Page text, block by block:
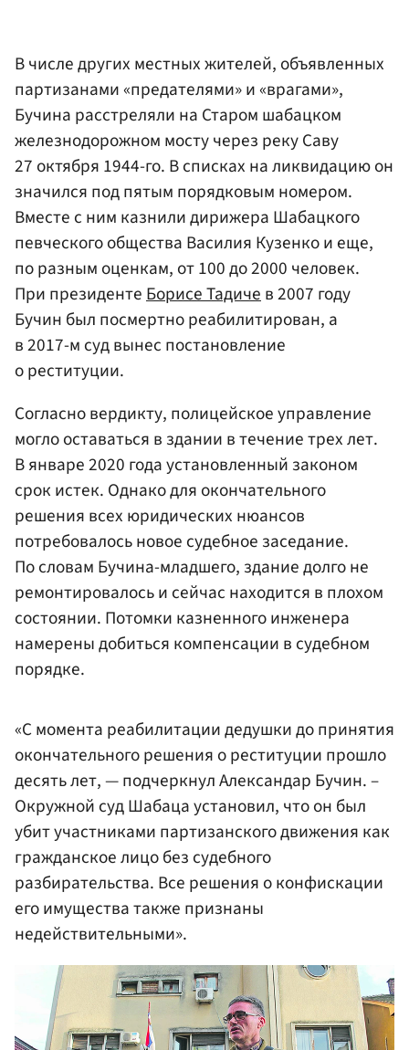
В числе других местных жителей, объявленных
партизанами «предателями» и «врагами»,
Бучина расстреляли на Старом шабацком
железнодорожном мосту через реку Саву
27 октября 1944-го. В списках на ликвидацию он
значился под пятым порядковым номером.
Вместе с ним казнили дирижера Шабацкого
певческого общества Василия Кузенко и еще,
по разным оценкам, от 100 до 2000 человек.
При президентеБорисе Тадичев 2007 году
Бучин был посмертно реабилитирован, а
в 2017-м суд вынес постановление
о реституции.
Согласно вердикту, полицейское управление
могло оставаться в здании в течение трех лет.
В январе 2020 года установленный законом
срок истек. Однако для окончательного
решения всех юридических нюансов
потребовалось новое судебное заседание.
По словам Бучина-младшего, здание долго не
ремонтировалось и сейчас находится в плохом
состоянии. Потомки казненного инженера
намерены добиться компенсации в судебном
порядке.
«С момента реабилитации дедушки до принятия
окончательного решения о реституции прошло
десять лет, — подчеркнул Александар Бучин. –
Окружной суд Шабаца установил, что он был
убит участниками партизанского движения как
гражданское лицо без судебного
разбирательства. Все решения о конфискации
его имущества также признаны
недействительными».